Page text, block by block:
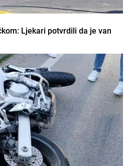
Ljekari potvrdili da je van